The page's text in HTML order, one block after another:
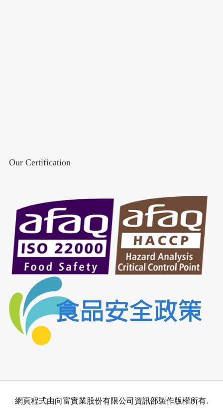
Our Certification
網頁程式由向富實業股份有限公司資訊部製作版權所有.